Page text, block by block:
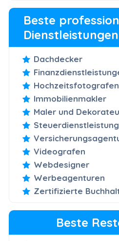
Beste
Dienstleistungen
Dachdecker
Hochzeitsfotografen
Immobilienmakler
Maler und
Videografen
Webdesigner
Werbeagenturen
Zertifizierte
Beste